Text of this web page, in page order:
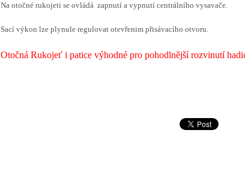
Na otočné rukojeti se ovládá zapnutí a vypnutí centrálního vysavače.
Sací výkon lze plynule regulovat otevřenim přisávacího otvoru.
Otočná Rukojeť i patice výhodné pro pohodlnější rozvinutí